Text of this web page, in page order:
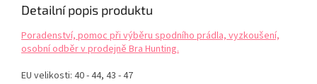
Detailní popis produktu
Poradenství, pomoc při výběru spodního prádla, vyzkoušení,
osobní odběr v prodejně Bra Hunting.
EU velikosti: 40 - 44, 43 - 47